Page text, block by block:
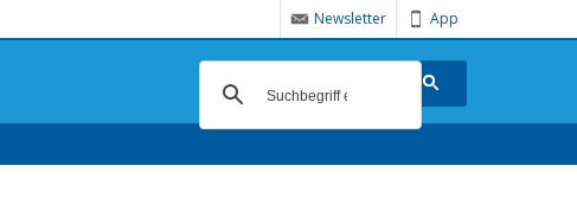
Newsletter App